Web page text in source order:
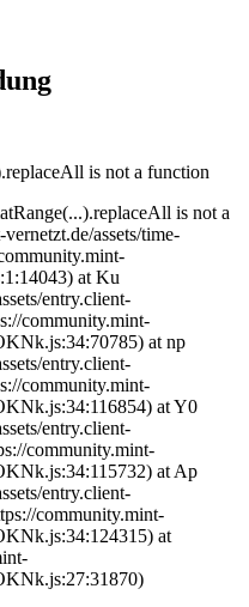
is not a function
is not a
assets/time-
at Ku
entry.client-
community.mint-
at np
entry.client-
community.mint-
at Y0
entry.client-
community.mint-
at Ap
entry.client-
community.mint-
at